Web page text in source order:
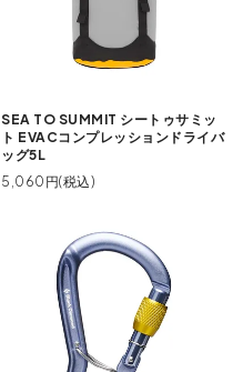
SEA TO SUMMIT シートゥサミッ
ト EVACコンプレッションドライバ
ッグ5L
5,060円(税込)